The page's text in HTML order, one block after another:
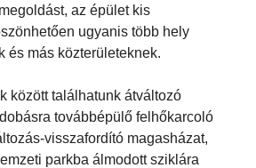
az épület kis
ugyanis több hely
és más közterületeknek.
között találhatunk átváltozó
továbbépülő felhőkarcoló
visszafordító magasházat,
parkba álmodott sziklára